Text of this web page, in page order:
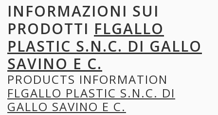
INFORMAZIONI SUI
PRODOTTI FLGALLO
PLASTIC S.N.C. DI GALLO
SAVINO E C.
PRODUCTS INFORMATION
FLGALLO PLASTIC S.N.C. DI
GALLO SAVINO E C.